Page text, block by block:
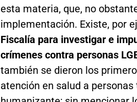
esta materia, que, no
implementación. Existe, por
Fiscalía para investigar e
crímenes contra personas
también se dieron los
atención en salud a